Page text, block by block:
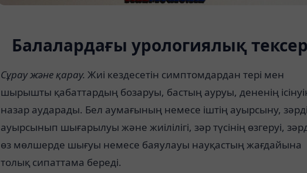
Балалардағы урологиялық
Сұрау және қарау. Жиі кездесетін симптомдардан тері мен
шырышты қабаттардың бозаруы, бастың ауруы, дененің
назар аударады. Бел аумағының немесе іштің ауырсыну,
ауырсынып шығарылуы және жиілілігі, зәр түсінің өзгеруі,
өз мөлшерде шығуы немесе баяулауы науқастың жағдайына
толық сипаттама береді.